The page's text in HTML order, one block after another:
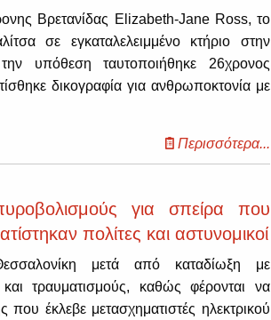
Bρετανίδας Elizabeth-Jane Ross, το
σε εγκαταλελειμμένο κτήριο στην
υπόθεση ταυτοποιήθηκε 26χρονος
δικογραφία για ανθρωποκτονία με
Περισσότερα...
για σπείρα που
πολίτες και αστυνομικοί
μετά από καταδίωξη με
τραυματισμούς, καθώς φέρονται να
έκλεβε μετασχηματιστές ηλεκτρικού